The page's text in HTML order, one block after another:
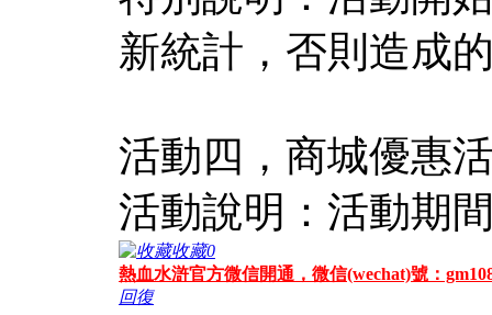
新統計，否則造成
活動四，商城優惠
活動說明：活動期
收藏0
熱血水滸官方微信開通，微信(wechat)號：
回復